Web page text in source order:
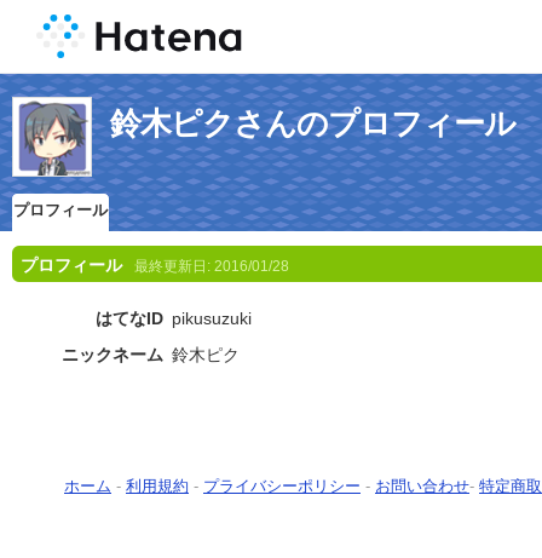
鈴木ピクさんのプロフィール
プロフィール
プロフィール 最終更新日: 2016/01/28
はてなID pikusuzuki
ニックネーム 鈴木ピク
ホーム - 利用規約 - プライバシーポリシー - お問い合わせ- 特定商